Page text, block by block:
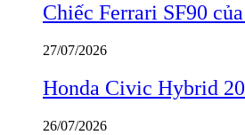
Chiếc Ferrari SF90
27/07/2026
Honda Civic Hybrid
26/07/2026